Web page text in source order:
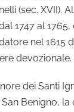
(sec.
1747 al
nel
dei Santi